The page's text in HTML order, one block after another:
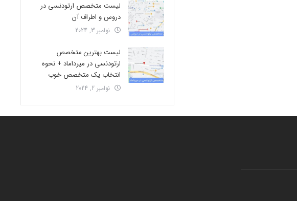
لیست متخصص ارتودنسی در
دروس و اطراف آن
نوامبر 3, 2024
لیست بهترین متخصص
ارتودنسی در میرداماد + نحوه
انتخاب یک متخصص خوب
نوامبر 2, 2024